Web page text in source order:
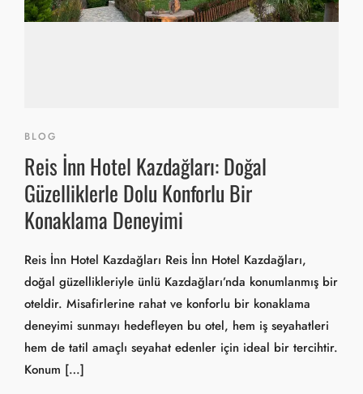
BLOG
Reis İnn Hotel Kazdağları: Doğal
Güzelliklerle Dolu Konforlu Bir
Konaklama Deneyimi
Reis İnn Hotel Kazdağları Reis İnn Hotel Kazdağları,
doğal güzellikleriyle ünlü Kazdağları’nda konumlanmış bir
oteldir. Misafirlerine rahat ve konforlu bir konaklama
deneyimi sunmayı hedefleyen bu otel, hem iş seyahatleri
hem de tatil amaçlı seyahat edenler için ideal bir tercihtir.
Konum […]